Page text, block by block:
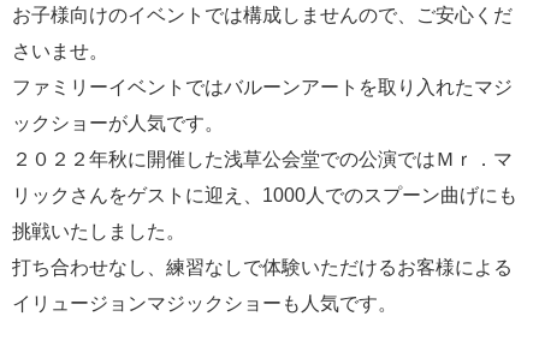
お子様向けのイベントでは構成しませんので、ご安心くだ
さいませ。
ファミリーイベントではバルーンアートを取り入れたマジ
ックショーが人気です。
２０２２年秋に開催した浅草公会堂での公演ではＭｒ．マ
リックさんをゲストに迎え、1000人でのスプーン曲げにも
挑戦いたしました。
打ち合わせなし、練習なしで体験いただけるお客様による
イリュージョンマジックショーも人気です。